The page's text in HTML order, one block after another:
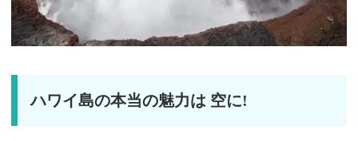
ハワイ島の本当の魅力は 空に!